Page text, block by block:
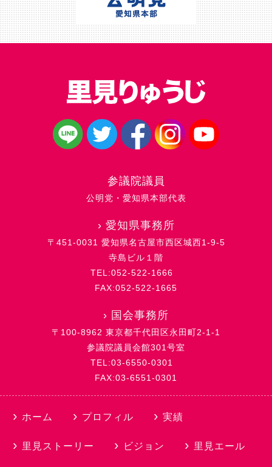
参議院議員
公明党・愛知県本部代表
› 愛知県事務所
〒451-0031 愛知県名古屋市西区城西1-9-5
寺島ビル１階
TEL:052-522-1666
FAX:052-522-1665
› 国会事務所
〒100-8962 東京都千代田区永田町2-1-1
参議院議員会館301号室
TEL:03-6550-0301
FAX:03-6551-0301
ホーム プロフィル 実績
里見ストーリー ビジョン 里見エール